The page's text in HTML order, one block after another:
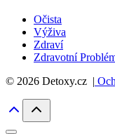
Očista
Výživa
Zdraví
Zdravotní
© 2026 Detoxy.cz |